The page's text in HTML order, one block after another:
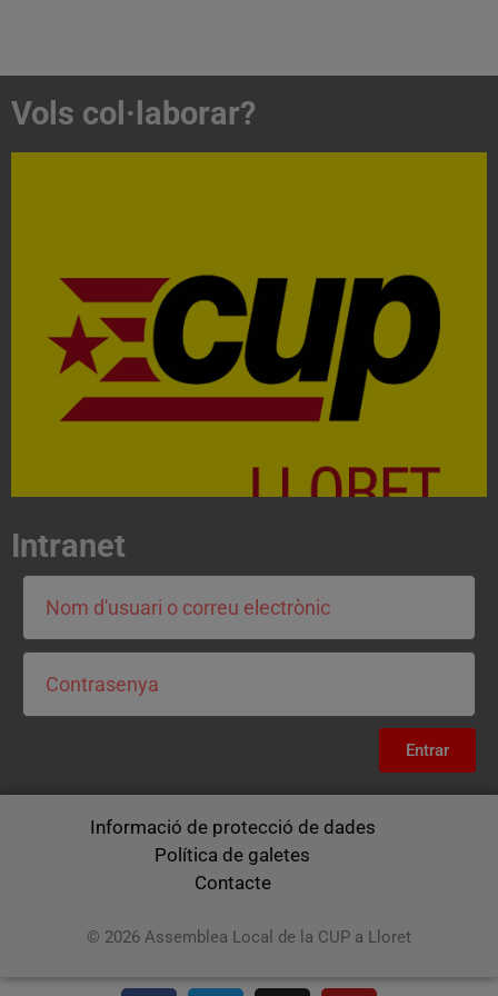
Vols col·laborar?
Contacta'ns i treballa per fer realitat el projecte de
l'esquerra independentista i anticapitalista
CONTACTA
Intranet
Entrar
Informació de protecció de dades
Política de galetes
Contacte
© 2026 Assemblea Local de la CUP a Lloret